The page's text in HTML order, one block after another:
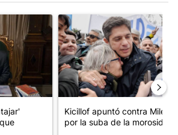
con el título "Milei, listo para 'atajar'
Un artículo de tendencia con
Kicillof apuntó contra Milei
por la suba de la morosida...